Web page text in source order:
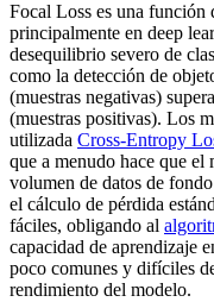
Focal Loss es una función
principalmente en deep
desequilibrio severo de
como la detección de
(muestras negativas)
(muestras positivas). Los
utilizada Cross-Entropy
que a menudo hace que el
volumen de datos de
el cálculo de pérdida
fáciles, obligando al
capacidad de aprendizaje
poco comunes y difíciles
rendimiento del modelo.